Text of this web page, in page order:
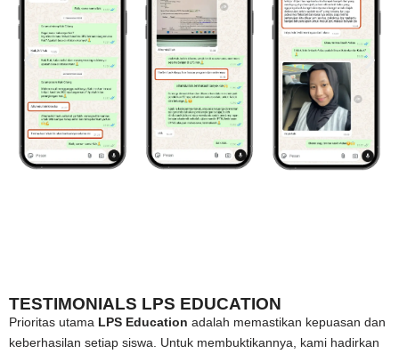
TESTIMONIALS LPS EDUCATION
Prioritas utama LPS Education adalah memastikan kepuasan dan
keberhasilan setiap siswa. Untuk membuktikannya, kami hadirkan